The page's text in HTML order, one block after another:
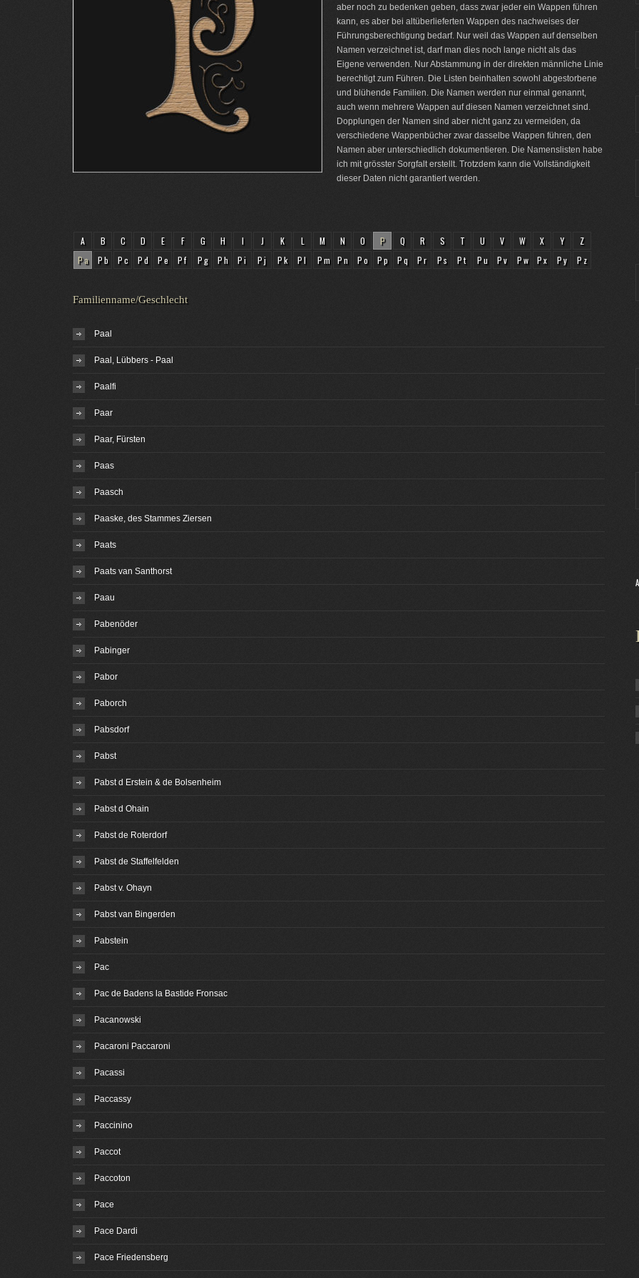
aber noch zu bedenken geben, dass zwar jeder ein Wappen führen
kann, es aber bei altüberlieferten Wappen des nachweises der
Führungsberechtigung bedarf. Nur weil das Wappen auf denselben
Namen verzeichnet ist, darf man dies noch lange nicht als das
Eigene verwenden. Nur Abstammung in der direkten männliche Linie
berechtigt zum Führen. Die Listen beinhalten sowohl abgestorbene
und blühende Familien. Die Namen werden nur einmal genannt,
auch wenn mehrere Wappen auf diesen Namen verzeichnet sind.
Dopplungen der Namen sind aber nicht ganz zu vermeiden, da
verschiedene Wappenbücher zwar dasselbe Wappen führen, den
Namen aber unterschiedlich dokumentieren. Die Namenslisten habe
ich mit grösster Sorgfalt erstellt. Trotzdem kann die Vollständigkeit
dieser Daten nicht garantiert werden.
A B C D E F G H I J K L M N O P Q R S T U V W X Y
Z
Pa
Pb Pc Pd Pe Pf Pg Ph Pi Pj Pk Pl Pm Pn Po Pp Pq Pr Ps Pt Pu Pv Pw Px Py Pz
Familienname/Geschlecht
Paal
Paal, Lübbers - Paal
Paalfi
Paar
Paar, Fürsten
Paas
Paasch
Paaske, des Stammes Ziersen
Paats
Paats van Santhorst
Paau
Pabenöder
Pabinger
Pabor
Paborch
Pabsdorf
Pabst
Pabst d Erstein & de Bolsenheim
Pabst d Ohain
Pabst de Roterdorf
Pabst de Staffelfelden
Pabst v. Ohayn
Pabst van Bingerden
Pabstein
Pac
Pac de Badens la Bastide Fronsac
Pacanowski
Pacaroni Paccaroni
Pacassi
Paccassy
Paccinino
Paccot
Paccoton
Pace
Pace Dardi
Pace Friedensberg